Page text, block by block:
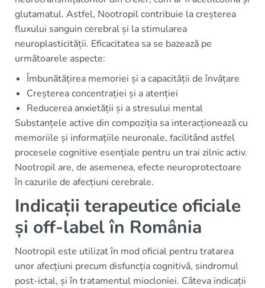
glutamatul. Astfel, Nootropil contribuie la creșterea
fluxului sanguin cerebral și la stimularea
neuroplasticității. Eficacitatea sa se bazează pe
următoarele aspecte:
Îmbunătățirea memoriei și a capacității de învățare
Creșterea concentrației și a atenției
Reducerea anxietății și a stresului mental
Substanțele active din compoziția sa interacționează cu
memoriile și informațiile neuronale, facilitând astfel
procesele cognitive esențiale pentru un trai zilnic activ.
Nootropil are, de asemenea, efecte neuroprotectoare
în cazurile de afecțiuni cerebrale.
Indicații terapeutice oficiale
și off-label în România
Nootropil este utilizat în mod oficial pentru tratarea
unor afecțiuni precum disfuncția cognitivă, sindromul
post-ictal, și în tratamentul miocloniei. Câteva indicații